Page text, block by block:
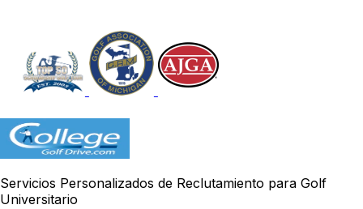
Servicios Personalizados de Reclutamiento para Golf
Universitario